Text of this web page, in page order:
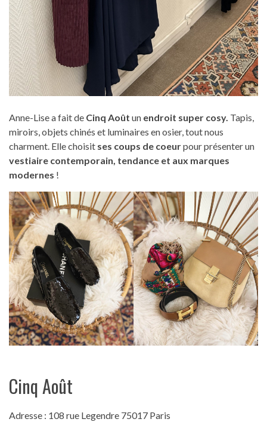
Anne-Lise a fait de Cinq Août un endroit super cosy. Tapis,
miroirs, objets chinés et luminaires en osier, tout nous
charment. Elle choisit ses coups de coeurpour présenter un
vestiaire contemporain, tendance et aux marques
modernes !
Cinq Août
Adresse : 108 rue Legendre 75017 Paris